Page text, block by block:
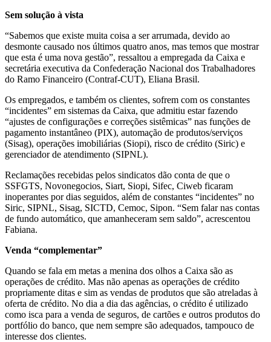
Sem solução à vista
“Sabemos que existe muita coisa a ser arrumada, devido ao
desmonte causado nos últimos quatro anos, mas temos que mostrar
que esta é uma nova gestão”, ressaltou a empregada da Caixa e
secretária executiva da Confederação Nacional dos Trabalhadores
do Ramo Financeiro (Contraf-CUT), Eliana Brasil.
Os empregados, e também os clientes, sofrem com os constantes
“incidentes” em sistemas da Caixa, que admitiu estar fazendo
“ajustes de configurações e correções sistêmicas” nas funções de
pagamento instantâneo (PIX), automação de produtos/serviços
(Sisag), operações imobiliárias (Siopi), risco de crédito (Siric) e
gerenciador de atendimento (SIPNL).
Reclamações recebidas pelos sindicatos dão conta de que o
SSFGTS, Novonegocios, Siart, Siopi, Sifec, Ciweb ficaram
inoperantes por dias seguidos, além de constantes “incidentes” no
Siric, SIPNL, Sisag, SICTD, Cemoc, Sipon. “Sem falar nas contas
de fundo automático, que amanheceram sem saldo”, acrescentou
Fabiana.
Venda “complementar”
Quando se fala em metas a menina dos olhos a Caixa são as
operações de crédito. Mas não apenas as operações de crédito
propriamente ditas e sim as vendas de produtos que são atreladas à
oferta de crédito. No dia a dia das agências, o crédito é utilizado
como isca para a venda de seguros, de cartões e outros produtos do
portfólio do banco, que nem sempre são adequados, tampouco de
interesse dos clientes.